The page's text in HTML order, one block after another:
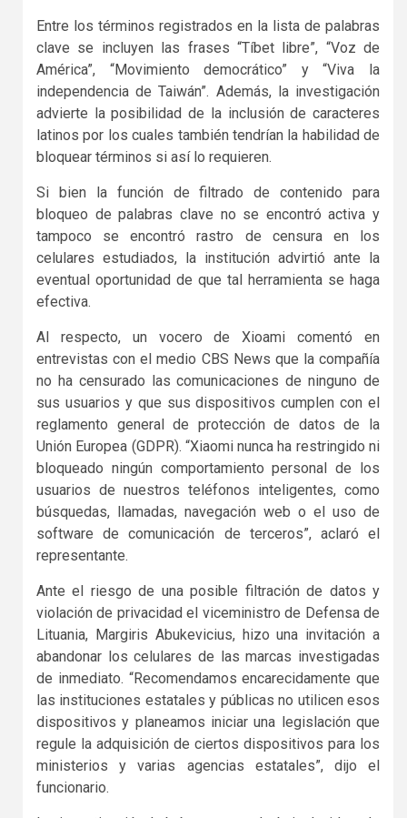
Entre los términos registrados en la lista de palabras
clave se incluyen las frases “Tíbet libre”, “Voz de
América”, “Movimiento democrático” y “Viva la
independencia de Taiwán”. Además, la investigación
advierte la posibilidad de la inclusión de caracteres
latinos por los cuales también tendrían la habilidad de
bloquear términos si así lo requieren.
Si bien la función de filtrado de contenido para
bloqueo de palabras clave no se encontró activa y
tampoco se encontró rastro de censura en los
celulares estudiados, la institución advirtió ante la
eventual oportunidad de que tal herramienta se haga
efectiva.
Al respecto, un vocero de Xioami comentó en
entrevistas con el medio CBS News que la compañía
no ha censurado las comunicaciones de ninguno de
sus usuarios y que sus dispositivos cumplen con el
reglamento general de protección de datos de la
Unión Europea (GDPR). “Xiaomi nunca ha restringido ni
bloqueado ningún comportamiento personal de los
usuarios de nuestros teléfonos inteligentes, como
búsquedas, llamadas, navegación web o el uso de
software de comunicación de terceros”, aclaró el
representante.
Ante el riesgo de una posible filtración de datos y
violación de privacidad el viceministro de Defensa de
Lituania, Margiris Abukevicius, hizo una invitación a
abandonar los celulares de las marcas investigadas
de inmediato. “Recomendamos encarecidamente que
las instituciones estatales y públicas no utilicen esos
dispositivos y planeamos iniciar una legislación que
regule la adquisición de ciertos dispositivos para los
ministerios y varias agencias estatales”, dijo el
funcionario.